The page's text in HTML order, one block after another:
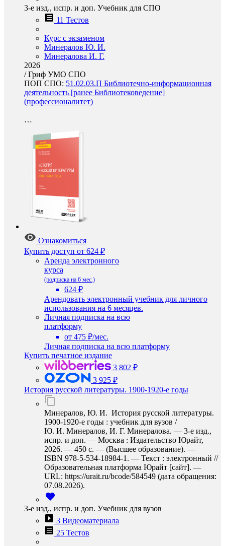
3-е изд., испр. и доп. Учебник для СПО
11 Тестов
Курс с экзаменом
Минералов Ю. И.
Минералова И. Г.
2026
/Гриф УМО СПО
ПОП СПО: 51.02.03.П Библиотечно-информационная
деятельность [ранее Библиотековедение]
(профессионалитет)
…
Ознакомиться
Купить доступ от 624 ₽
Аренда электронного
курса
(подписка на 6 мес.)
624 ₽
Арендовать электронный учебник для личного
использования на 6 месяцев.
Личная подписка на всю
платформу
от 475 ₽/мес.
Личная подписка на всю платформу
Купить печатное издание
3 802 ₽
3 925 ₽
История русской литературы. 1900-1920-е годы
Минералов, Ю. И. История русской литературы.
1900-1920-е годы : учебник для вузов /
Ю. И. Минералов, И. Г. Минералова. — 3-е изд.,
испр. и доп. — Москва : Издательство Юрайт,
2026. — 450 с. — (Высшее образование). —
ISBN 978-5-534-18984-1. — Текст : электронный //
Образовательная платформа Юрайт [сайт]. —
URL: https://urait.ru/bcode/584549 (дата обращения:
07.08.2026).
3-е изд., испр. и доп. Учебник для вузов
3 Видеоматериала
25 Тестов